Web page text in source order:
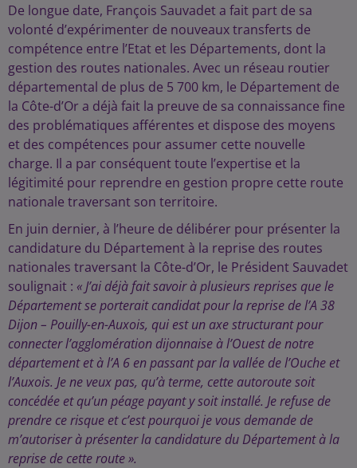
De longue date, François Sauvadet a fait part de sa
volonté d’expérimenter de nouveaux transferts de
compétence entre l’Etat et les Départements, dont la
gestion des routes nationales. Avec un réseau routier
départemental de plus de 5 700 km, le Département de
la Côte-d’Or a déjà fait la preuve de sa connaissance fine
des problématiques afférentes et dispose des moyens
et des compétences pour assumer cette nouvelle
charge. Il a par conséquent toute l’expertise et la
légitimité pour reprendre en gestion propre cette route
nationale traversant son territoire.
En juin dernier, à l’heure de délibérer pour présenter la
candidature du Département à la reprise des routes
nationales traversant la Côte-d’Or, le Président Sauvadet
soulignait : « J’ai déjà fait savoir à plusieurs reprises que le
Département se porterait candidat pour la reprise de l’A 38
Dijon – Pouilly-en-Auxois, qui est un axe structurant pour
connecter l’agglomération dijonnaise à l’Ouest de notre
département et à l’A 6 en passant par la vallée de l’Ouche et
l’Auxois. Je ne veux pas, qu’à terme, cette autoroute soit
concédée et qu’un péage payant y soit installé. Je refuse de
prendre ce risque et c’est pourquoi je vous demande de
m’autoriser à présenter la candidature du Département à la
reprise de cette route ».